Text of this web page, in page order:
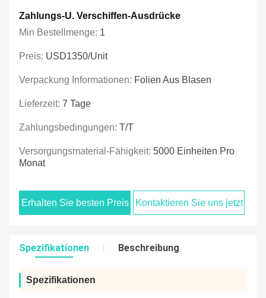
Zahlungs-U. Verschiffen-Ausdrücke
Min Bestellmenge: 1
Preis: USD1350/unit
Verpackung Informationen: Folien Aus Blasen
Lieferzeit: 7 Tage
Zahlungsbedingungen: T/T
Versorgungsmaterial-Fähigkeit: 5000 Einheiten Pro
Monat
Erhalten Sie besten Preis Kontaktieren Sie uns jetzt
Spezifikationen Beschreibung
Spezifikationen